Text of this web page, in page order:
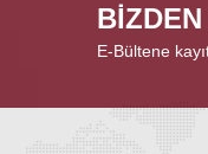
E-Bültene